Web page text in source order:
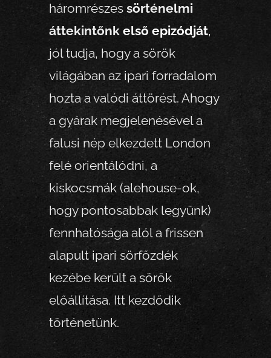
háromrészes sörténelmi
áttekintőnk első epizódját,
jól tudja, hogy a sörök
világában az ipari forradalom
hozta a valódi áttörést. Ahogy
a gyárak megjelenésével a
falusi nép elkezdett London
felé orientálódni, a
kiskocsmák (alehouse-ok,
hogy pontosabbak legyünk)
fennhatósága alól a frissen
alapult ipari sörfőzdék
kezébe került a sörök
előállítása. Itt kezdődik
történetünk.